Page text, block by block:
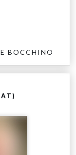
BOCCHINO